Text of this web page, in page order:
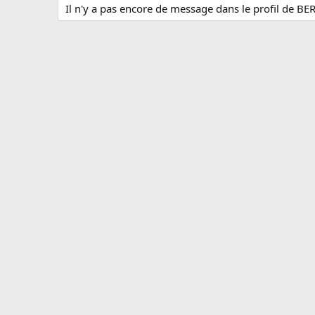
Il n'y a pas encore de message dans le profil de